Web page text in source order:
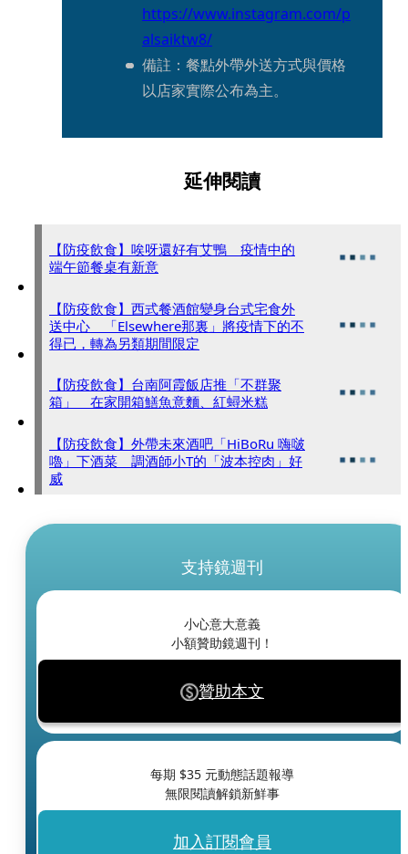
https://www.instagram.com/p
alsaiktw8/
備註：餐點外帶外送方式與價格
以店家實際公布為主。
延伸閱讀
【防疫飲食】唉呀還好有艾鴨 疫情中的
端午節餐桌有新意
【防疫飲食】西式餐酒館變身台式宅食外
送中心 「Elsewhere那裏」將疫情下的不
得已，轉為另類期間限定
【防疫飲食】台南阿霞飯店推「不群聚
箱」 在家開箱鱔魚意麵、紅蟳米糕
【防疫飲食】外帶未來酒吧「HiBoRu 嗨啵
嚕」下酒菜 調酒師小T的「波本控肉」好
威
支持鏡週刊
小心意大意義
小額贊助鏡週刊！
贊助本文
每期 $35 元動態話題報導
無限閱讀解鎖新鮮事
加入訂閱會員